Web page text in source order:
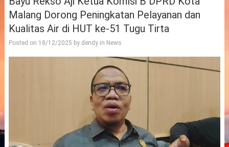
Malang Dorong Peningkatan Pelayanan dan
Kualitas Air di HUT ke-51 Tugu Tirta
Posted on 18/12/2025 by dendyin News